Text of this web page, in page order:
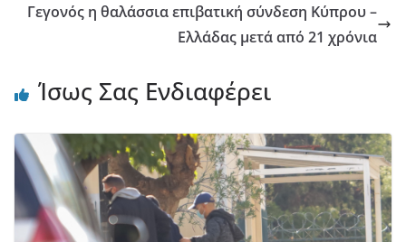
Γεγονός η θαλάσσια επιβατική σύνδεση Κύπρου –
Ελλάδας μετά από 21 χρόνια
Ίσως Σας Ενδιαφέρει